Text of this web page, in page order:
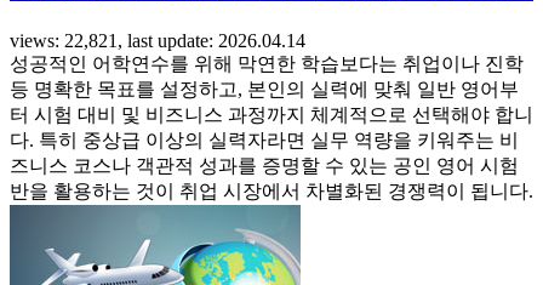
views: 22,821, last update: 2026.04.14
성공적인 어학연수를 위해 막연한 학습보다는 취업이나 진학
등 명확한 목표를 설정하고, 본인의 실력에 맞춰 일반 영어부
터 시험 대비 및 비즈니스 과정까지 체계적으로 선택해야 합니
다. 특히 중상급 이상의 실력자라면 실무 역량을 키워주는 비
즈니스 코스나 객관적 성과를 증명할 수 있는 공인 영어 시험
반을 활용하는 것이 취업 시장에서 차별화된 경쟁력이 됩니다.